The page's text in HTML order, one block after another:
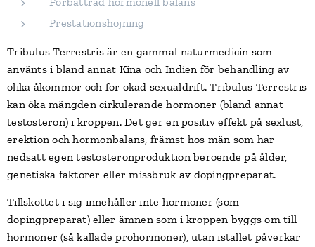
Prestationshöjning
Tribulus Terrestris är en gammal naturmedicin som
använts i bland annat Kina och Indien för behandling av
olika åkommor och för ökad sexualdrift. Tribulus Terrestris
kan öka mängden cirkulerande hormoner (bland annat
testosteron) i kroppen. Det ger en positiv effekt på sexlust,
erektion och hormonbalans, främst hos män som har
nedsatt egen testosteronproduktion beroende på ålder,
genetiska faktorer eller missbruk av dopingpreparat.
Tillskottet i sig innehåller inte hormoner (som
dopingpreparat) eller ämnen som i kroppen byggs om till
hormoner (så kallade prohormoner), utan istället påverkar